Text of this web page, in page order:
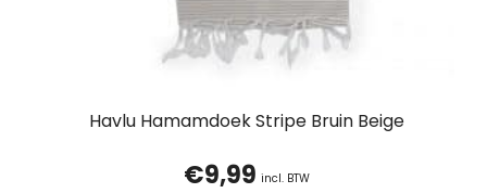
Havlu Hamamdoek Stripe Bruin Beige
€9,99 incl. BTW